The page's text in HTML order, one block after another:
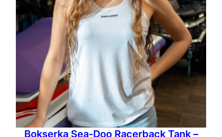
Bokserka Sea-Doo Racerback Tank –